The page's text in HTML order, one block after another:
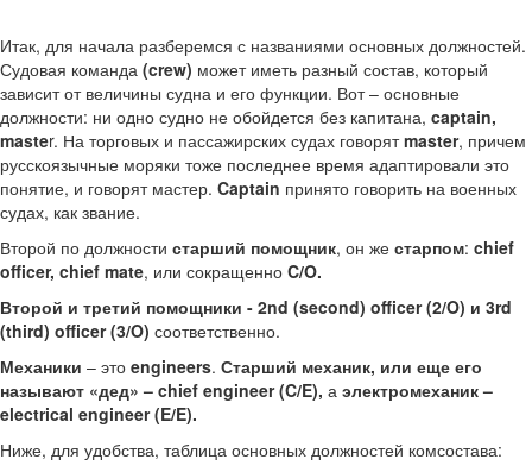
Итак, для начала разберемся с названиями основных должностей.
Судовая команда (crew) может иметь разный состав, который
зависит от величины судна и его функции. Вот – основные
должности: ни одно судно не обойдется без капитана, captain,
master. На торговых и пассажирских судах говорятmaster, причем
русскоязычные моряки тоже последнее время адаптировали это
понятие, и говорят мастер. Captain принято говорить на военных
судах, как звание.
Второй по должности старший помощник, он же старпом: chief
officer, chief mate, или сокращенно C/O.
Второй и третий помощники - 2nd (second) officer (2/O) и 3rd
(third) officer (3/O) соответственно.
Механики – это engineers. Старший механик, или еще его
называют «дед» – chief engineer (C/E), а электромеханик –
electrical engineer (E/E).
Ниже, для удобства, таблица основных должностей комсостава: